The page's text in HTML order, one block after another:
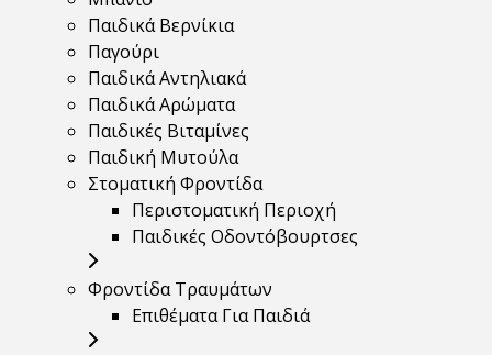
Παιδικά Βερνίκια
Παγούρι
Παιδικά Αντηλιακά
Παιδικά Αρώματα
Παιδικές Βιταμίνες
Παιδική Μυτούλα
Στοματική Φροντίδα
Περιστοματική Περιοχή
Παιδικές Οδοντόβουρτσες
Φροντίδα Τραυμάτων
Επιθέματα Για Παιδιά